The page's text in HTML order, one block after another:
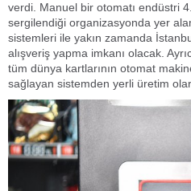
verdi. Manuel bir otomatı endüstri
sergilendiği organizasyonda yer
sistemleri ile yakın zamanda
alışveriş yapma imkanı olacak.
tüm dünya kartlarının otomat
sağlayan sistemden yerli üretim